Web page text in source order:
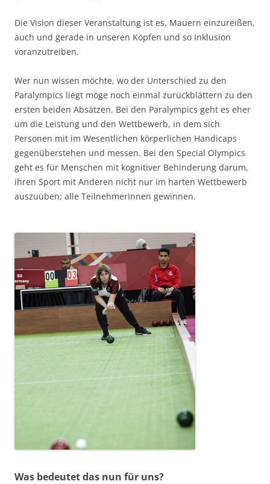
Die Vision dieser Veranstaltung ist es, Mauern einzureißen,
auch und gerade in unseren Köpfen und so Inklusion
voranzutreiben.
Wer nun wissen möchte, wo der Unterschied zu den
Paralympics liegt möge noch einmal zurückblättern zu den
ersten beiden Absätzen. Bei den Paralympics geht es eher
um die Leistung und den Wettbewerb, in dem sich
Personen mit im Wesentlichen körperlichen Handicaps
gegenüberstehen und messen. Bei den Special Olympics
geht es für Menschen mit kognitiver Behinderung darum,
ihren Sport mit Anderen nicht nur im harten Wettbewerb
auszuüben; alle TeilnehmerInnen gewinnen.
Was bedeutet das nun für uns?